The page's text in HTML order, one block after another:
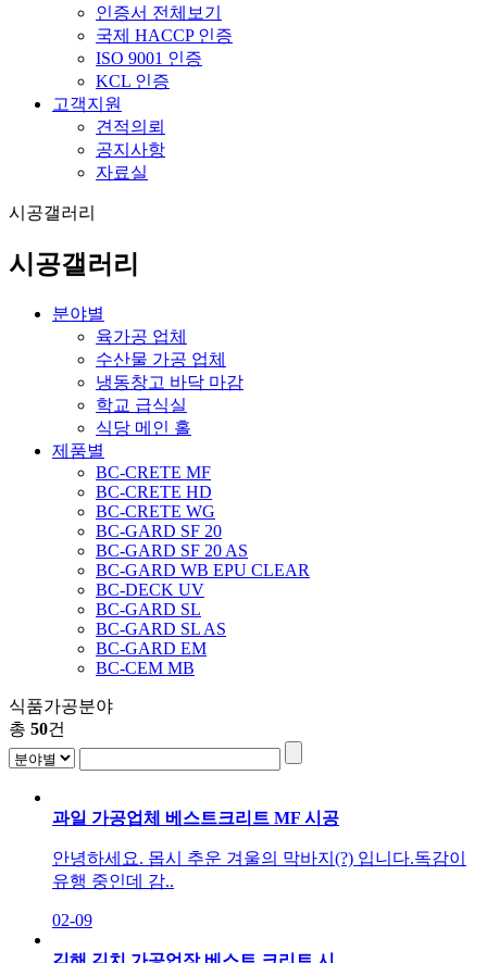
인증서 전체보기
국제 HACCP 인증
ISO 9001 인증
KCL 인증
고객지원
견적의뢰
공지사항
자료실
시공갤러리
시공갤러리
분야별
육가공 업체
수산물 가공 업체
냉동창고 바닥 마감
학교 급식실
식당 메인 홀
제품별
BC-CRETE MF
BC-CRETE HD
BC-CRETE WG
BC-GARD SF 20
BC-GARD SF 20 AS
BC-GARD WB EPU CLEAR
BC-DECK UV
BC-GARD SL
BC-GARD SL AS
BC-GARD EM
BC-CEM MB
식품가공분야
총 50건
과일 가공업체 베스트크리트 MF 시공
안녕하세요. 몹시 추운 겨울의 막바지(?) 입니다.독감이
유행 중인데 감..
02-09